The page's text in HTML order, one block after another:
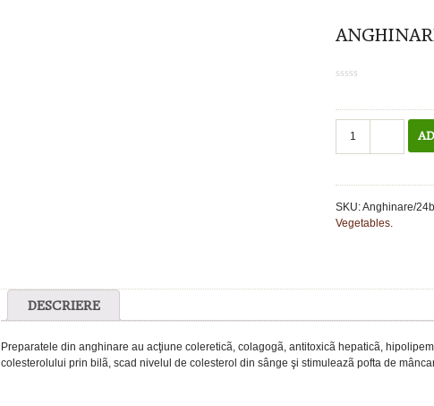
of
5
Anghinare
/
9
SKU:Anghinare/
Vegetables.
DESCRIERE
Preparatele din anghinare au acţiune colereticã, colagogã, antitoxicã hepaticã,
colesterolului prin bilã, scad nivelul de colesterol din sânge şi stimuleazã pofta de